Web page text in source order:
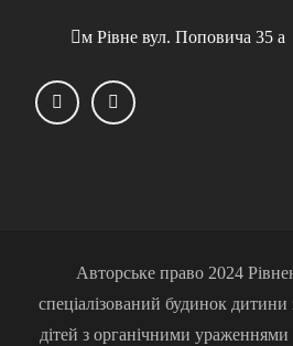
м Рівне вул. Поповича 35 а
Авторське право 2024
спеціалізований будинок дитини
дітей з органічними ураженнями